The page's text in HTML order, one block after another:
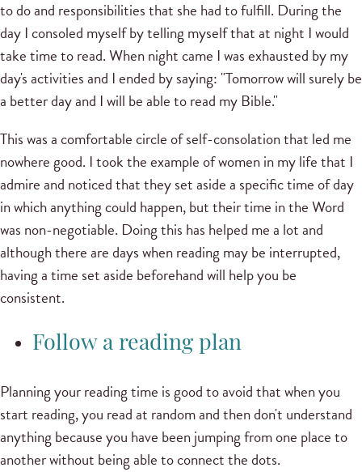
to do and responsibilities that she had to fulfill. During the
day I consoled myself by telling myself that at night I would
take time to read. When night came I was exhausted by my
day's activities and I ended by saying: "Tomorrow will surely be
a better day and I will be able to read my Bible."
This was a comfortable circle of self-consolation that led me
nowhere good. I took the example of women in my life that I
admire and noticed that they set aside a specific time of day
in which anything could happen, but their time in the Word
was non-negotiable. Doing this has helped me a lot and
although there are days when reading may be interrupted,
having a time set aside beforehand will help you be
consistent.
Follow a reading plan
Planning your reading time is good to avoid that when you
start reading, you read at random and then don't understand
anything because you have been jumping from one place to
another without being able to connect the dots.